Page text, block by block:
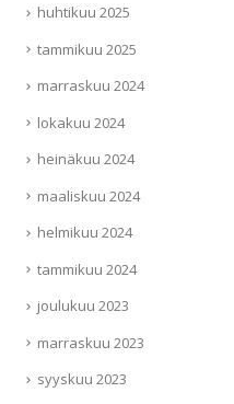
huhtikuu 2025
tammikuu 2025
marraskuu 2024
lokakuu 2024
heinäkuu 2024
maaliskuu 2024
helmikuu 2024
tammikuu 2024
joulukuu 2023
marraskuu 2023
syyskuu 2023